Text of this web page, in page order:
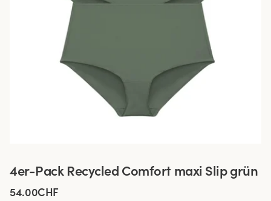
4er-Pack Recycled Comfort maxi Slip grün
54.00CHF